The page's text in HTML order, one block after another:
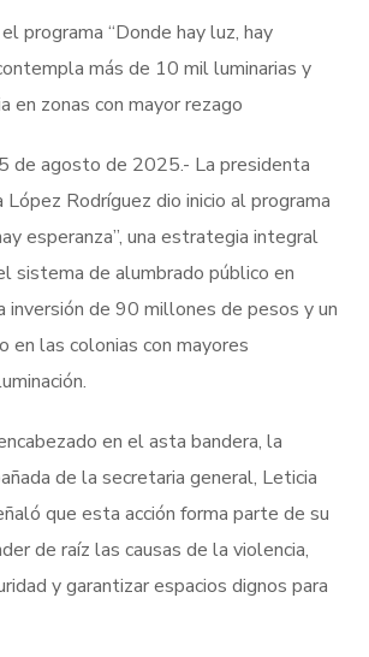
programa “Donde hay luz, hay
más de 10 mil luminarias y
en zonas con mayor rezago
de agosto de 2025.- La presidenta
López Rodríguez dio inicio al programa
esperanza”, una estrategia integral
sistema de alumbrado público en
inversión de 90 millones de pesos y un
en las colonias con mayores
en el asta bandera, la
de la secretaria general, Leticia
que esta acción forma parte de su
de raíz las causas de la violencia,
y garantizar espacios dignos para